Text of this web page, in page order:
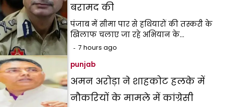
बरामद की
पंजाब में सीमा पार से हथियारों की तस्करी के
खिलाफ चलाए जा रहे अभियान के…
7 hours ago
punjab
अमन अरोड़ा ने शाहकोट हलके में
नौकरियों के मामले में कांग्रेसी